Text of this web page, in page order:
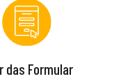
das Formular